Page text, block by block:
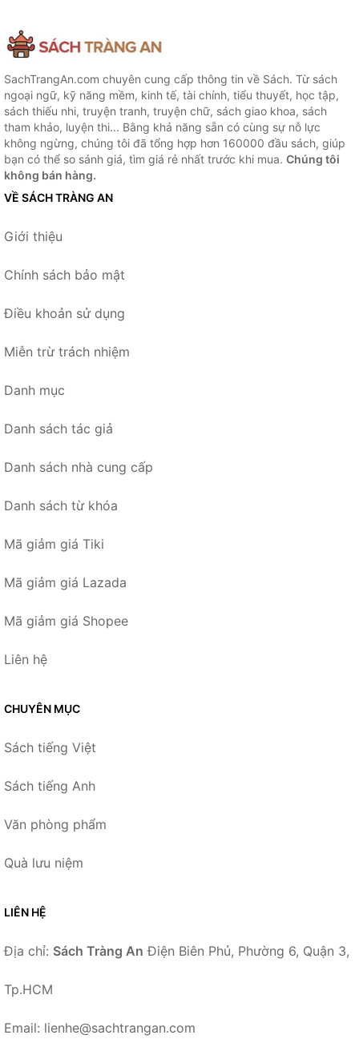
SachTrangAn.com chuyên cung cấp thông tin về Sách. Từ sách
ngoại ngữ, kỹ năng mềm, kinh tế, tài chính, tiểu thuyết, học tập,
sách thiếu nhi, truyện tranh, truyện chữ, sách giao khoa, sách
tham khảo, luyện thi... Bằng khả năng sẵn có cùng sự nỗ lực
không ngừng, chúng tôi đã tổng hợp hơn 160000 đầu sách, giúp
bạn có thể so sánh giá, tìm giá rẻ nhất trước khi mua. Chúng tôi
không bán hàng.
VỀ SÁCH TRÀNG AN
Giới thiệu
Chính sách bảo mật
Điều khoản sử dụng
Miễn trừ trách nhiệm
Danh mục
Danh sách tác giả
Danh sách nhà cung cấp
Danh sách từ khóa
Mã giảm giá Tiki
Mã giảm giá Lazada
Mã giảm giá Shopee
Liên hệ
CHUYÊN MỤC
Sách tiếng Việt
Sách tiếng Anh
Văn phòng phẩm
Quà lưu niệm
LIÊN HỆ
Địa chỉ: Sách Tràng An Điện Biên Phủ, Phường 6, Quận 3,
Tp.HCM
Email: lienhe@sachtrangan.com